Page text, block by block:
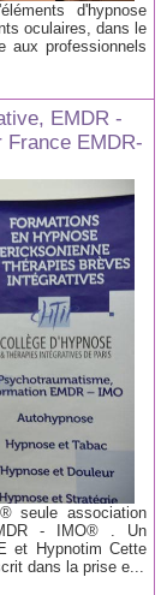
d'hypnose
oculaires, dans le
aux professionnels
EMDR -
France EMDR-
seule association
- IMO® . Un
et Hypnotim Cette
dans la prise e...